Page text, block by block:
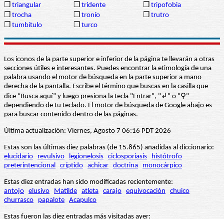
❒ triangular ❒ tridente ❒ tripofobia
❒ trocha ❒ tronío ❒ trutro
❒ tumbítulo ❒ turco
Los iconos de la parte superior e inferior de la página te llevarán a otras
secciones útiles e interesantes. Puedes encontrar la etimología de una
palabra usando el motor de búsqueda en la parte superior a mano
derecha de la pantalla. Escribe el término que buscas en la casilla que
dice “Busca aquí” y luego presiona la tecla "Entrar", "↲" o "⚲"
dependiendo de tu teclado. El motor de búsqueda de Google abajo es
para buscar contenido dentro de las páginas.
Última actualización: Viernes, Agosto 7 06:16 PDT 2026
Estas son las últimas diez palabras (de 15.865) añadidas al diccionario:
elucidario
revulsivo legionelosis ciclosporiasis
histótrofo
preterintencional críptido achicar doctrina monocárpico
Estas diez entradas han sido modificadas recientemente:
antojo elusivo Matilde atleta carajo equivocación
chuico
churrasco
papalote Acapulco
Estas fueron las diez entradas más visitadas ayer: